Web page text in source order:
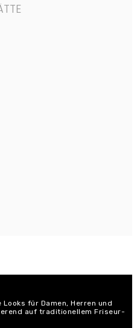
für Damen, Herren und
auf traditionellem Friseur-